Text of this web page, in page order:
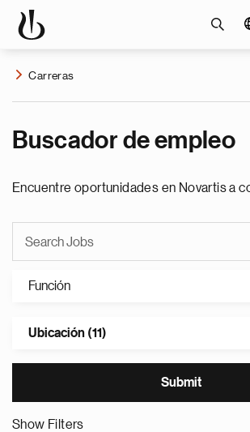
Carreras
Buscador de empleo
Encuentre oportunidades en Novartis a
Función
Ubicación (11)
Show Filters